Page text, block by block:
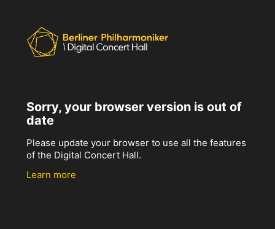
Sorry, your browser version is out of
date
Please update your browser to use all the features
of the Digital Concert Hall.
Learn more